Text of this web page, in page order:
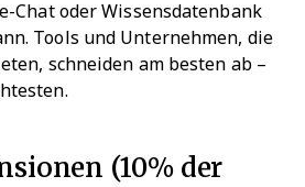
Chat oder Wissensdatenbank
Tools und Unternehmen, die
schneiden am besten ab –
(10% der